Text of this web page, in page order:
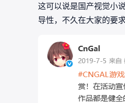
这可以说是国产视觉小
导性，不久在大家的要